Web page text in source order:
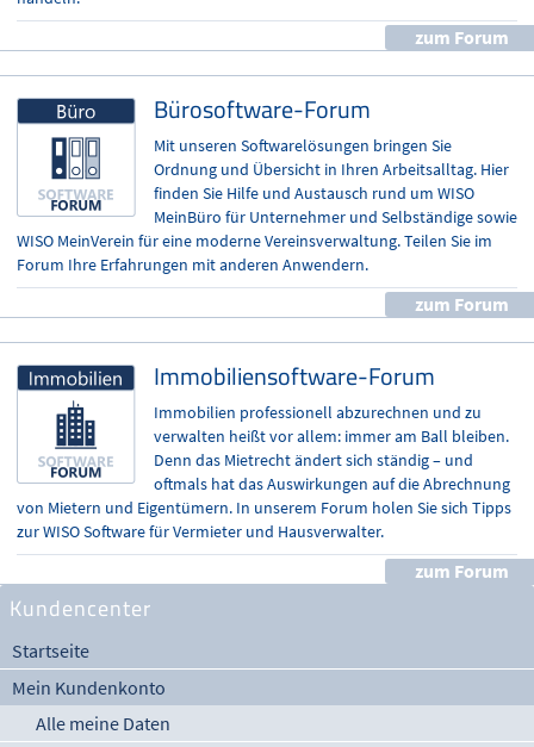
zum Forum
Bürosoftware-Forum
Mit unseren Softwarelösungen bringen Sie
Ordnung und Übersicht in Ihren Arbeitsalltag. Hier
finden Sie Hilfe und Austausch rund um WISO
MeinBüro für Unternehmer und Selbständige sowie
WISO MeinVerein für eine moderne Vereinsverwaltung. Teilen Sie im
Forum Ihre Erfahrungen mit anderen Anwendern.
zum Forum
Immobilien­software-Forum
Immobilien professionell abzurechnen und zu
verwalten heißt vor allem: immer am Ball bleiben.
Denn das Mietrecht ändert sich ständig – und
oftmals hat das Auswirkungen auf die Abrechnung
von Mietern und Eigentümern. In unserem Forum holen Sie sich Tipps
zur WISO Software für Vermieter und Hausverwalter.
zum Forum
Kundencenter
Startseite
Mein Kundenkonto
Alle meine Daten